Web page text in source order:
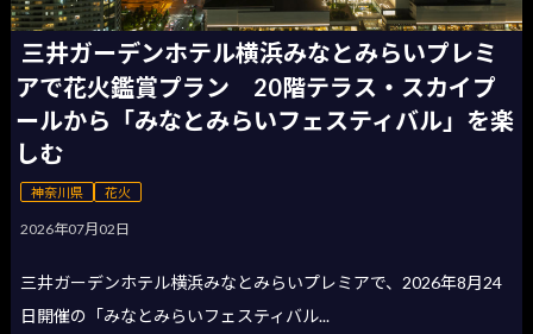
三井ガーデンホテル横浜みなとみらいプレミ
アで花火鑑賞プラン 20階テラス・スカイプ
ールから「みなとみらいフェスティバル」を楽
しむ
神奈川県 花火
2026年07月02日
三井ガーデンホテル横浜みなとみらいプレミアで、2026年8月24
日開催の「みなとみらいフェスティバル...